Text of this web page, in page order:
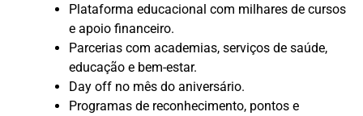
Plataforma educacional com milhares de cursos
e apoio financeiro.
Parcerias com academias, serviços de saúde,
educação e bem-estar.
Day off no mês do aniversário.
Programas de reconhecimento, pontos e